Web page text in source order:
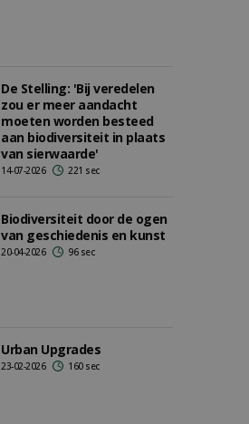
De Stelling: 'Bij veredelen
zou er meer aandacht
moeten worden besteed
aan biodiversiteit in plaats
van sierwaarde'
14-07-2026 221 sec
Biodiversiteit door de ogen
van geschiedenis en kunst
20-04-2026 96 sec
Urban Upgrades
23-02-2026 160 sec